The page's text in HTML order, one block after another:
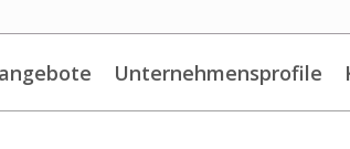
Unternehmensprofile